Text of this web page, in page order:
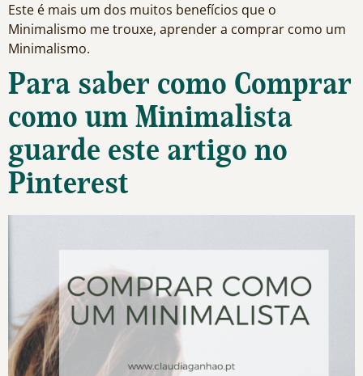
Este é mais um dos muitos benefícios que o
Minimalismo me trouxe, aprender a comprar como um
Minimalismo.
Para saber como Comprar
como um Minimalista
guarde este artigo no
Pinterest